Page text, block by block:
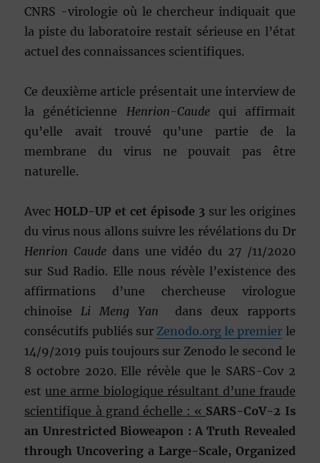
CNRS -virologie où le chercheur indiquait que
la piste du laboratoire restait sérieuse en l’état
actuel des connaissances scientifiques.
Ce deuxième article présentait une interview de
la généticienne Henrion-Caudequi affirmait
qu’elle avait trouvé qu’une partie de la
membrane du virus ne pouvait pas être
naturelle.
Avec HOLD-UP et cet épisode 3sur les origines
du virus nous allons suivre les révélations du Dr
Henrion Caude dans une vidéo du 27 /11/2020
sur Sud Radio. Elle nous révèle l’existence des
affirmations d’une chercheuse virologue
chinoiseLi Meng Yan
dans deux rapports
consécutifs publiés sur Zenodo.org le premier le
14/9/2019 puis toujours sur Zenodo le second le
8 octobre 2020. Elle révèle que le SARS-Cov 2
est une arme biologique résultant d’une fraude
scientifique à grand échelle : « SARS-CoV-2 Is
an Unrestricted Bioweapon : A Truth Revealed
through Uncovering a Large-Scale, Organized